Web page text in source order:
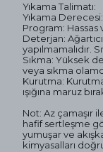
Yıkama Talimatı:
Yıkama Derecesi:
Program: Hassas
Deterjan:
yapılmamalıdır.
Sıkma: Yüksek
veya sıkma
Kurutma:
ışığına maruz
Not: Az çamaşır
hafif sertleşme
yumuşar ve
kimyasalları